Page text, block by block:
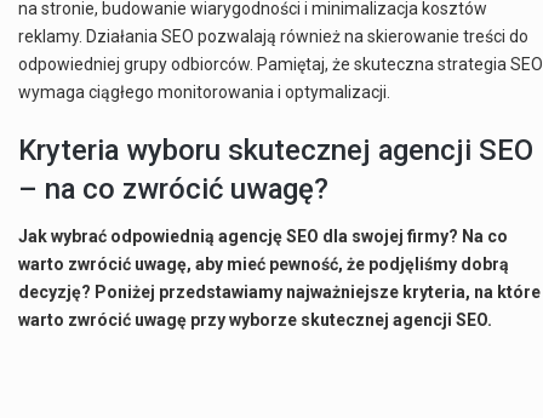
na stronie, budowanie wiarygodności i minimalizacja kosztów
reklamy. Działania SEO pozwalają również na skierowanie treści do
odpowiedniej grupy odbiorców. Pamiętaj, że skuteczna strategia SEO
wymaga ciągłego monitorowania i optymalizacji.
Kryteria wyboru skutecznej agencji SEO
– na co zwrócić uwagę?
Jak wybrać odpowiednią agencję SEO dla swojej firmy? Na co
warto zwrócić uwagę, aby mieć pewność, że podjęliśmy dobrą
decyzję? Poniżej przedstawiamy najważniejsze kryteria, na które
warto zwrócić uwagę przy wyborze skutecznej agencji SEO.